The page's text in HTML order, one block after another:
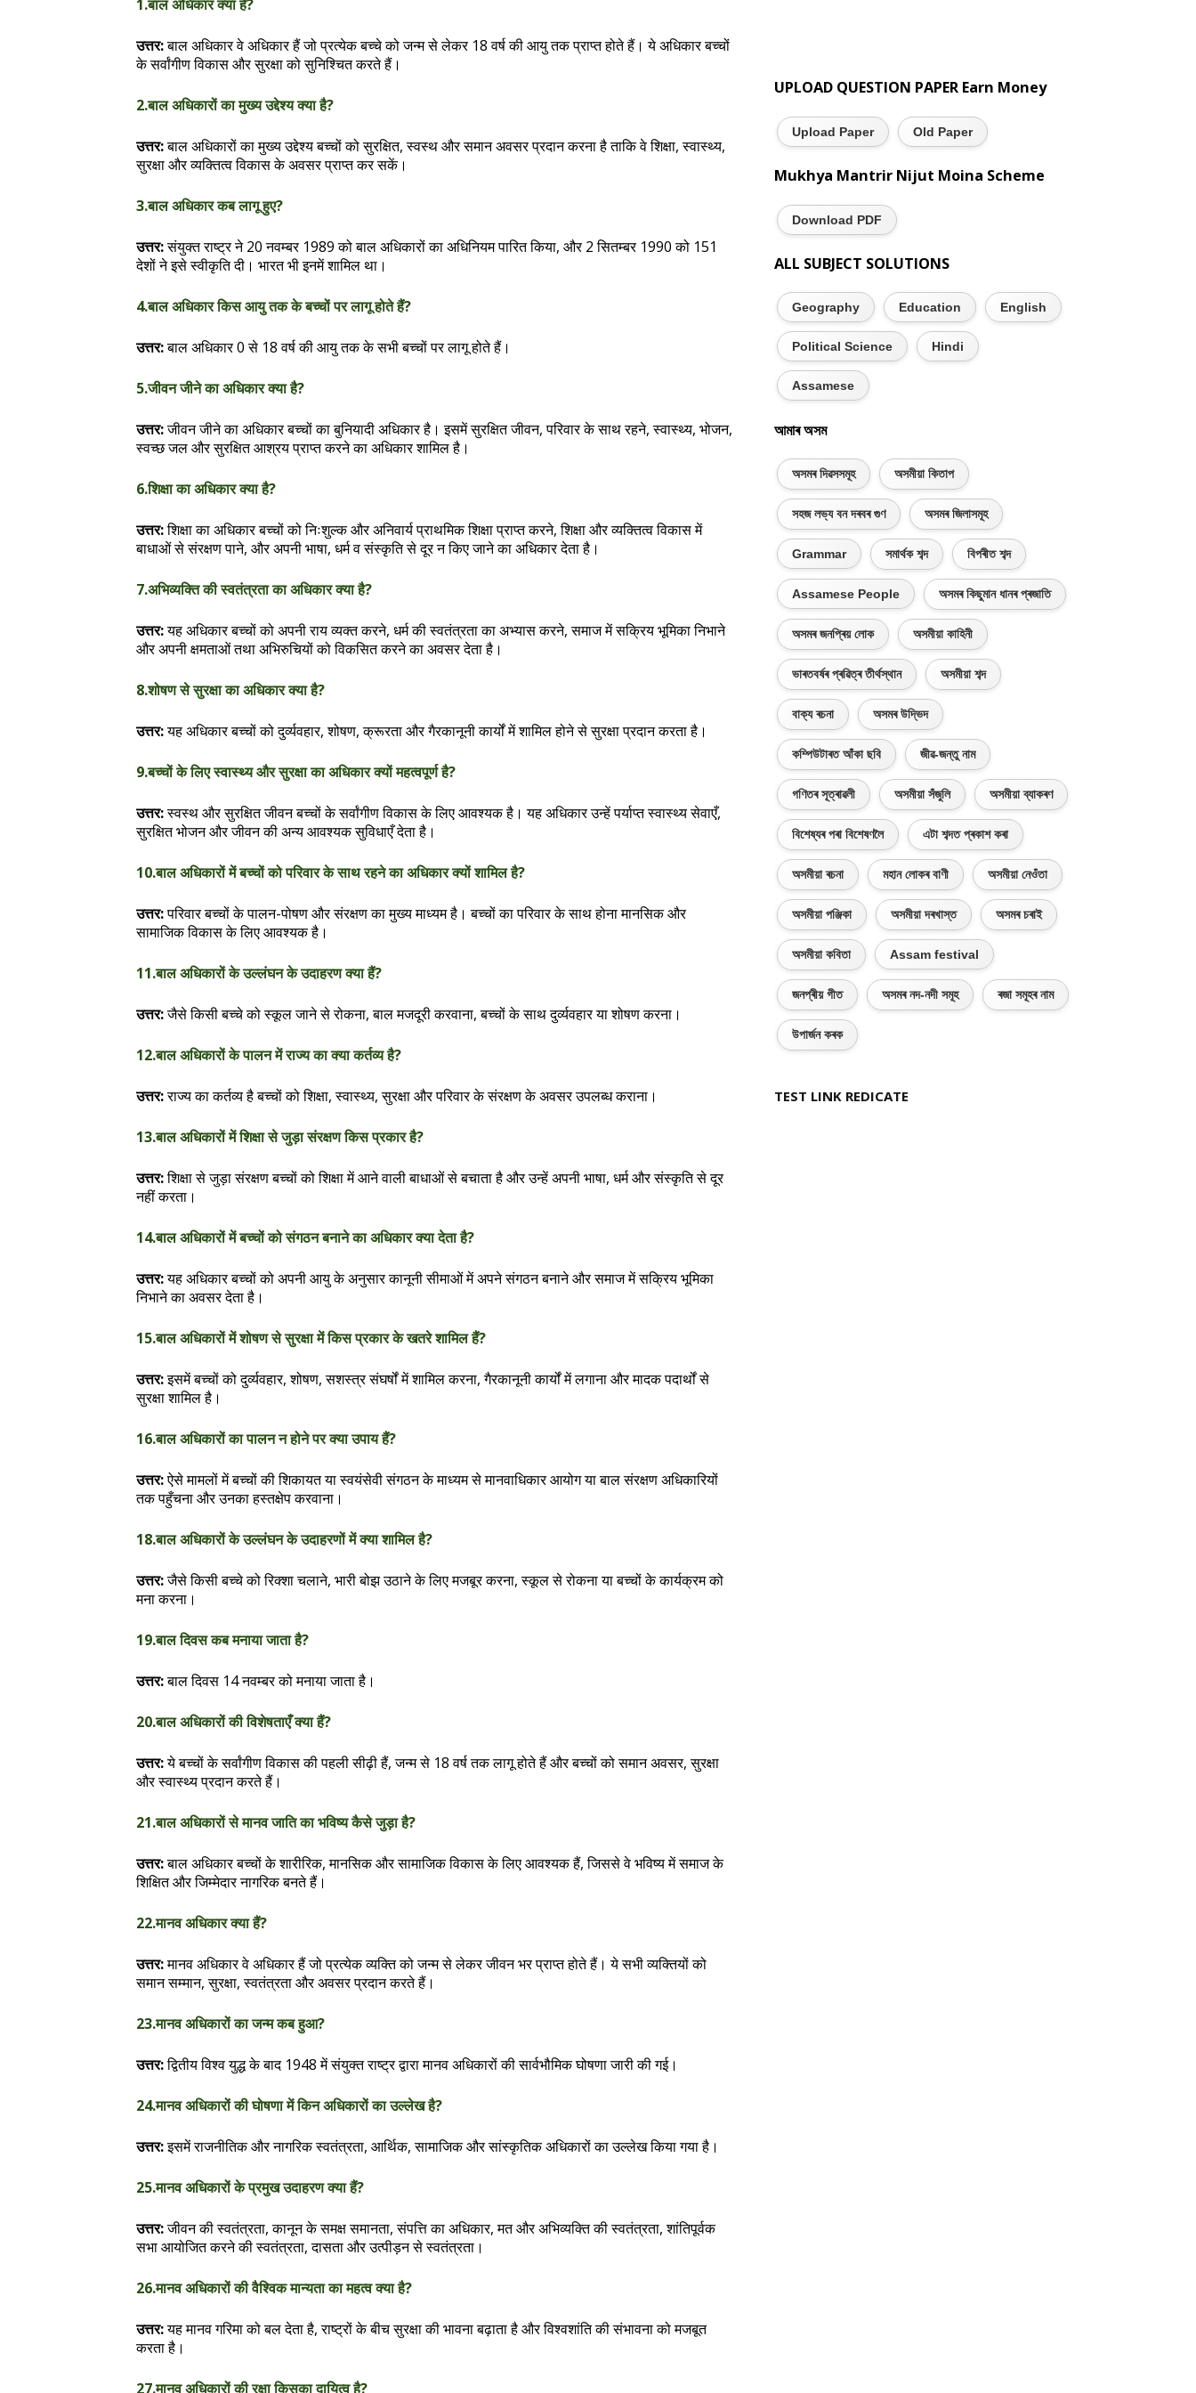
1.बाल अधिकार क्या हैं?
उत्तर:बाल अधिकार वे अधिकार हैं जो प्रत्येक बच्चे को जन्म से लेकर 18 वर्ष की आयु तक प्राप्त होते हैं। ये अधिकार बच्चों
के सर्वांगीण विकास और सुरक्षा को सुनिश्चित करते हैं।
2.बाल अधिकारों का मुख्य उद्देश्य क्या है?
उत्तर:बाल अधिकारों का मुख्य उद्देश्य बच्चों को सुरक्षित, स्वस्थ और समान अवसर प्रदान करना है ताकि वे शिक्षा, स्वास्थ्य,
सुरक्षा और व्यक्तित्व विकास के अवसर प्राप्त कर सकें।
3.बाल अधिकार कब लागू हुए?
उत्तर:संयुक्त राष्ट्र ने 20 नवम्बर 1989 को बाल अधिकारों का अधिनियम पारित किया, और 2 सितम्बर 1990 को 151
देशों ने इसे स्वीकृति दी। भारत भी इनमें शामिल था।
4.बाल अधिकार किस आयु तक के बच्चों पर लागू होते हैं?
उत्तर:बाल अधिकार 0 से 18 वर्ष की आयु तक के सभी बच्चों पर लागू होते हैं।
5.जीवन जीने का अधिकार क्या है?
उत्तर:जीवन जीने का अधिकार बच्चों का बुनियादी अधिकार है। इसमें सुरक्षित जीवन, परिवार के साथ रहने, स्वास्थ्य, भोजन,
स्वच्छ जल और सुरक्षित आश्रय प्राप्त करने का अधिकार शामिल है।
6.शिक्षा का अधिकार क्या है?
उत्तर:शिक्षा का अधिकार बच्चों को निःशुल्क और अनिवार्य प्राथमिक शिक्षा प्राप्त करने, शिक्षा और व्यक्तित्व विकास में
बाधाओं से संरक्षण पाने, और अपनी भाषा, धर्म व संस्कृति से दूर न किए जाने का अधिकार देता है।
7.अभिव्यक्ति की स्वतंत्रता का अधिकार क्या है?
उत्तर:यह अधिकार बच्चों को अपनी राय व्यक्त करने, धर्म की स्वतंत्रता का अभ्यास करने, समाज में सक्रिय भूमिका निभाने
और अपनी क्षमताओं तथा अभिरुचियों को विकसित करने का अवसर देता है।
8.शोषण से सुरक्षा का अधिकार क्या है?
उत्तर:यह अधिकार बच्चों को दुर्व्यवहार, शोषण, क्रूरता और गैरकानूनी कार्यों में शामिल होने से सुरक्षा प्रदान करता है।
9.बच्चों के लिए स्वास्थ्य और सुरक्षा का अधिकार क्यों महत्वपूर्ण है?
उत्तर:स्वस्थ और सुरक्षित जीवन बच्चों के सर्वांगीण विकास के लिए आवश्यक है। यह अधिकार उन्हें पर्याप्त स्वास्थ्य सेवाएँ,
सुरक्षित भोजन और जीवन की अन्य आवश्यक सुविधाएँ देता है।
10.बाल अधिकारों में बच्चों को परिवार के साथ रहने का अधिकार क्यों शामिल है?
उत्तर:परिवार बच्चों के पालन-पोषण और संरक्षण का मुख्य माध्यम है। बच्चों का परिवार के साथ होना मानसिक और
सामाजिक विकास के लिए आवश्यक है।
11.बाल अधिकारों के उल्लंघन के उदाहरण क्या हैं?
उत्तर:जैसे किसी बच्चे को स्कूल जाने से रोकना, बाल मजदूरी करवाना, बच्चों के साथ दुर्व्यवहार या शोषण करना।
12.बाल अधिकारों के पालन में राज्य का क्या कर्तव्य है?
उत्तर:राज्य का कर्तव्य है बच्चों को शिक्षा, स्वास्थ्य, सुरक्षा और परिवार के संरक्षण के अवसर उपलब्ध कराना।
13.बाल अधिकारों में शिक्षा से जुड़ा संरक्षण किस प्रकार है?
उत्तर:शिक्षा से जुड़ा संरक्षण बच्चों को शिक्षा में आने वाली बाधाओं से बचाता है और उन्हें अपनी भाषा, धर्म और संस्कृति से दूर
नहीं करता।
14.बाल अधिकारों में बच्चों को संगठन बनाने का अधिकार क्या देता है?
उत्तर:यह अधिकार बच्चों को अपनी आयु के अनुसार कानूनी सीमाओं में अपने संगठन बनाने और समाज में सक्रिय भूमिका
निभाने का अवसर देता है।
15.बाल अधिकारों में शोषण से सुरक्षा में किस प्रकार के खतरे शामिल हैं?
उत्तर:इसमें बच्चों को दुर्व्यवहार, शोषण, सशस्त्र संघर्षों में शामिल करना, गैरकानूनी कार्यों में लगाना और मादक पदार्थों से
सुरक्षा शामिल है।
16.बाल अधिकारों का पालन न होने पर क्या उपाय हैं?
उत्तर:ऐसे मामलों में बच्चों की शिकायत या स्वयंसेवी संगठन के माध्यम से मानवाधिकार आयोग या बाल संरक्षण अधिकारियों
तक पहुँचना और उनका हस्तक्षेप करवाना।
18.बाल अधिकारों के उल्लंघन के उदाहरणों में क्या शामिल है?
उत्तर:जैसे किसी बच्चे को रिक्शा चलाने, भारी बोझ उठाने के लिए मजबूर करना, स्कूल से रोकना या बच्चों के कार्यक्रम को
मना करना।
19.बाल दिवस कब मनाया जाता है?
उत्तर:बाल दिवस 14 नवम्बर को मनाया जाता है।
20.बाल अधिकारों की विशेषताएँ क्या हैं?
उत्तर:ये बच्चों के सर्वांगीण विकास की पहली सीढ़ी हैं, जन्म से 18 वर्ष तक लागू होते हैं और बच्चों को समान अवसर, सुरक्षा
और स्वास्थ्य प्रदान करते हैं।
21.बाल अधिकारों से मानव जाति का भविष्य कैसे जुड़ा है?
उत्तर:बाल अधिकार बच्चों के शारीरिक, मानसिक और सामाजिक विकास के लिए आवश्यक हैं, जिससे वे भविष्य में समाज के
शिक्षित और जिम्मेदार नागरिक बनते हैं।
22.मानव अधिकार क्या हैं?
उत्तर:मानव अधिकार वे अधिकार हैं जो प्रत्येक व्यक्ति को जन्म से लेकर जीवन भर प्राप्त होते हैं। ये सभी व्यक्तियों को
समान सम्मान, सुरक्षा, स्वतंत्रता और अवसर प्रदान करते हैं।
23.मानव अधिकारों का जन्म कब हुआ?
उत्तर:द्वितीय विश्व युद्ध के बाद 1948 में संयुक्त राष्ट्र द्वारा मानव अधिकारों की सार्वभौमिक घोषणा जारी की गई।
24.मानव अधिकारों की घोषणा में किन अधिकारों का उल्लेख है?
उत्तर:इसमें राजनीतिक और नागरिक स्वतंत्रता, आर्थिक, सामाजिक और सांस्कृतिक अधिकारों का उल्लेख किया गया है।
25.मानव अधिकारों के प्रमुख उदाहरण क्या हैं?
उत्तर:जीवन की स्वतंत्रता, कानून के समक्ष समानता, संपत्ति का अधिकार, मत और अभिव्यक्ति की स्वतंत्रता, शांतिपूर्वक
सभा आयोजित करने की स्वतंत्रता, दासता और उत्पीड़न से स्वतंत्रता।
26.मानव अधिकारों की वैश्विक मान्यता का महत्व क्या है?
उत्तर:यह मानव गरिमा को बल देता है, राष्ट्रों के बीच सुरक्षा की भावना बढ़ाता है और विश्वशांति की संभावना को मजबूत
करता है।
27.मानव अधिकारों की रक्षा किसका दायित्व है?
UPLOAD QUESTION PAPER Earn Money
Upload Paper Old Paper
Mukhya Mantrir Nijut Moina Scheme
Download PDF
ALL SUBJECT SOLUTIONS
Geography Education English
Political Science Hindi
Assamese
আমাৰ অসম
অসমৰ দিৱসসমূহ অসমীয়া কিতাপ
সহজ লভ্য বন দৰবৰ গুণ অসমৰ জিলাসমূহ
Grammar সমাৰ্থক শব্দ বিপৰীত শব্দ
Assamese People অসমৰ কিছুমান ধানৰ প্ৰজাতি
অসমৰ জনপ্ৰিয় লোক অসমীয়া কাহিনী
ভাৰতবৰ্ষৰ প্ৰৱিত্ৰ তীৰ্থস্থান অসমীয়া শব্দ
বাক্য ৰচনা অসমৰ উদ্ভিদ
কম্পিউটাৰত আঁকা ছবি জীৱ-জন্তু নাম
গণিতৰ সূত্ৰাৱলী অসমীয়া সঁজুলি অসমীয়া ব্যাকৰণ
বিশেষ্যৰ পৰা বিশেষণলৈ এটা শব্দত প্ৰকাশ কৰা
অসমীয়া ৰচনা মহান লোকৰ বাণী অসমীয়া নেওঁতা
অসমীয়া পঞ্জিকা অসমীয়া দৰখাস্ত অসমৰ চৰাই
অসমীয়া কবিতা Assam festival
জনপ্ৰীয় গীত অসমৰ নদ-নদী সমূহ ৰজা সমূহৰ নাম
উপাৰ্জন কৰক
TEST LINK REDICATE